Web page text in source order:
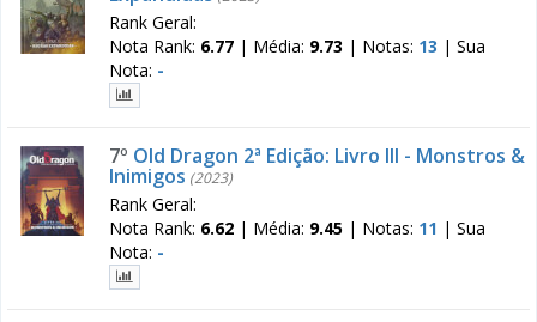
Rank Geral:
Nota Rank: 6.77 | Média: 9.73 | Notas: 13 | Sua
Nota: -
7º Old Dragon 2ª Edição: Livro III - Monstros &
Inimigos (2023)
Rank Geral:
Nota Rank: 6.62 | Média: 9.45 | Notas: 11 | Sua
Nota: -